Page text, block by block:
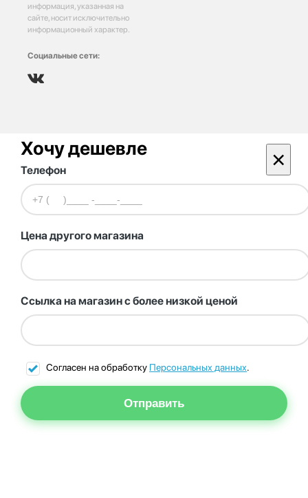
информация, указанная на
сайте, носит исключительно
информационный характер.
Социальные сети:
Хочу дешевле ×
Телефон
Цена другого магазина
Ссылка на магазин с более низкой ценой
Согласен на обработку Персональных данных.
Отправить